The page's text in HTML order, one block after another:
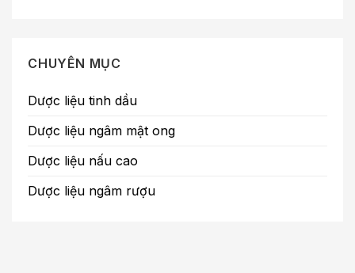
CHUYÊN MỤC
Dược liệu tinh dầu
Dược liệu ngâm mật ong
Dược liệu nấu cao
Dược liệu ngâm rượu